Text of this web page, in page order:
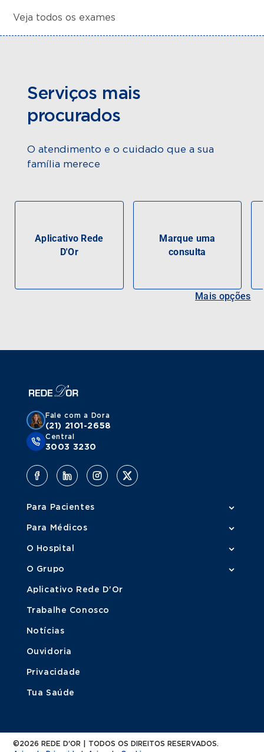
Veja todos os exames
Serviços mais
procurados
O atendimento e o cuidado que a sua
família merece
Aplicativo Rede
D'Or
Marque uma
consulta
Mais opções
Fale com a Dora
(21) 2101-2658
Central
3003 3230
Para Pacientes
Para Médicos
O Hospital
O Grupo
Aplicativo Rede D'Or
Trabalhe Conosco
Notícias
Ouvidoria
Privacidade
Tua Saúde
©2026 REDE D'OR | TODOS OS DIREITOS RESERVADOS.